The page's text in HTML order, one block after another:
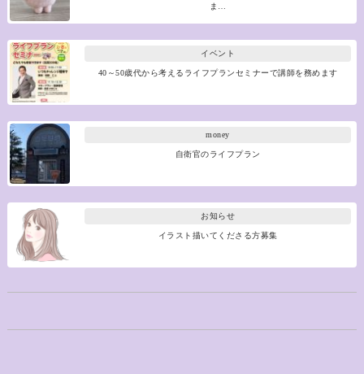
ま…
イベント
40～50歳代から考えるライフプランセミナーで講師を務めます
money
自衛官のライフプラン
お知らせ
イラスト描いてくださる方募集